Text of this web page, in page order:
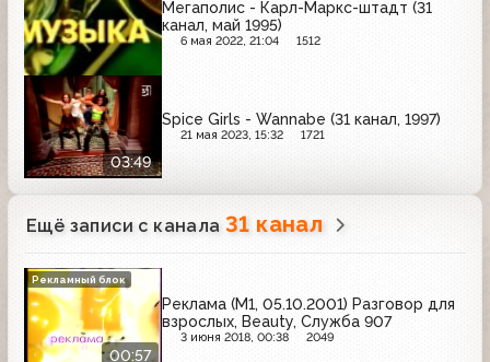
Мегаполис - Карл-Маркс-штадт (31
канал, май 1995)
6 мая 2022, 21:04 1512
03:49
Spice Girls - Wannabe (31 канал, 1997)
21 мая 2023, 15:32 1721
Ещё записи с канала 31 канал
00:57
Реклама (М1, 05.10.2001) Разговор для
взрослых, Beauty, Служба 907
3 июня 2018, 00:38 2049
Рекламный блок